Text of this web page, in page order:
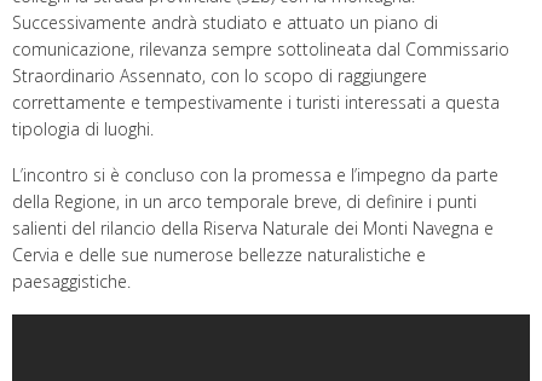
Successivamente andrà studiato e attuato un piano di
comunicazione, rilevanza sempre sottolineata dal Commissario
Straordinario Assennato, con lo scopo di raggiungere
correttamente e tempestivamente i turisti interessati a questa
tipologia di luoghi.
L’incontro si è concluso con la promessa e l’impegno da parte
della Regione, in un arco temporale breve, di definire i punti
salienti del rilancio della Riserva Naturale dei Monti Navegna e
Cervia e delle sue numerose bellezze naturalistiche e
paesaggistiche.